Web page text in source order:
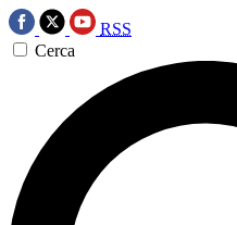
RSS
Cerca